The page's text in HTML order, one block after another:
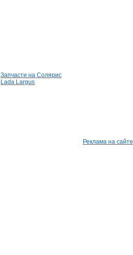
Запчасти на Солярис
Lada Largus
Реклама на сайте